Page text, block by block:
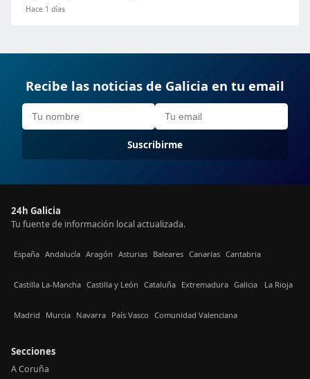
Hace 1 días
Recibe las noticias de Galicia en tu email
Suscribirme
24h Galicia
Tu fuente de información local actualizada.
España Andalucía Aragón Asturias Baleares Canarias Cantabria
Castilla La-Mancha Castilla y León Cataluña Extremadura Galicia La Rioja
Madrid Murcia Navarra País Vasco Comunidad Valenciana
Secciones
A Coruña